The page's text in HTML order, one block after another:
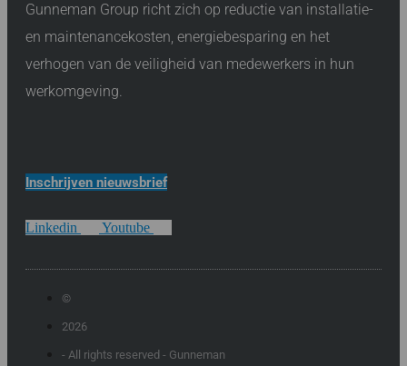
Gunneman Group richt zich op reductie van installatie-
en maintenancekosten, energiebesparing en het
verhogen van de veiligheid van medewerkers in hun
werkomgeving.
Inschrijven nieuwsbrief
Linkedin Youtube
©
2026
- All rights reserved - Gunneman